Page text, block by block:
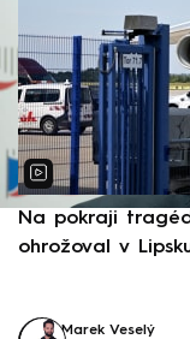
Na pokraji
ohrožoval v
Marek Veselý